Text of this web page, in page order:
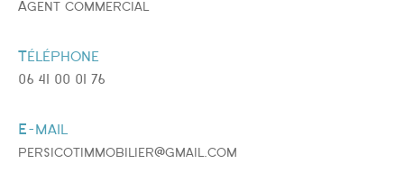
Agent commercial
Téléphone
06 41 00 01 76
E-mail
persicotimmobilier@gmail.com